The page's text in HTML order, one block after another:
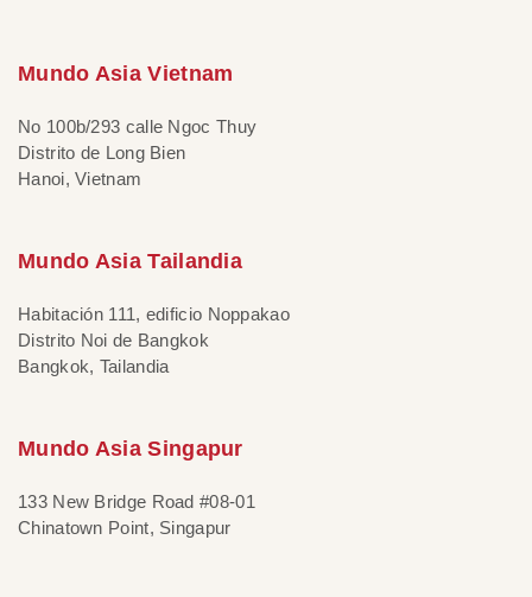
Mundo Asia Vietnam
No 100b/293 calle Ngoc Thuy
Distrito de Long Bien
Hanoi, Vietnam
Mundo Asia Tailandia
Habitación 111, edificio Noppakao
Distrito Noi de Bangkok
Bangkok, Tailandia
Mundo Asia Singapur
133 New Bridge Road #08-01
Chinatown Point, Singapur